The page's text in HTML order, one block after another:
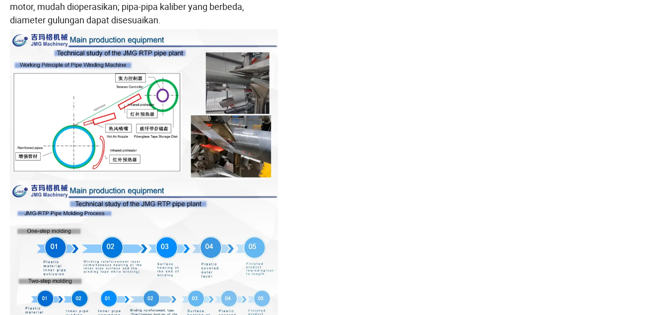
motor, mudah dioperasikan; pipa-pipa kaliber yang berbeda,
diameter gulungan dapat disesuaikan.